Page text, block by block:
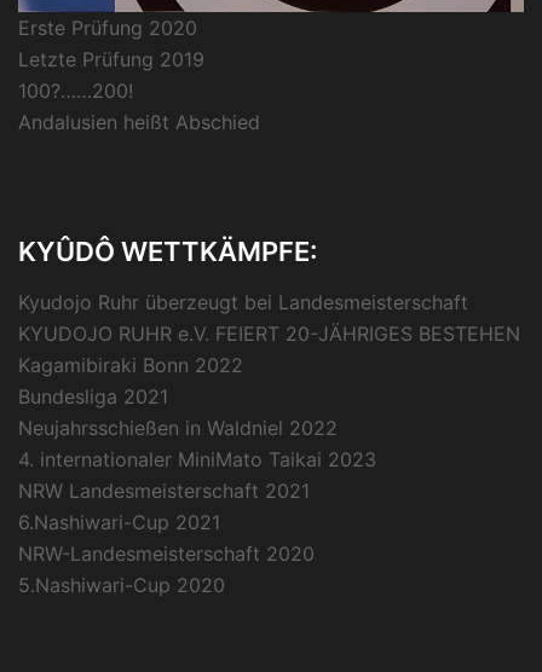
Erste Prüfung 2020
Letzte Prüfung 2019
100?……200!
Andalusien heißt Abschied
KYÛDÔ WETTKÄMPFE:
Kyudojo Ruhr überzeugt bei Landesmeisterschaft
KYUDOJO RUHR e.V. FEIERT 20-JÄHRIGES BESTEHEN
Kagamibiraki Bonn 2022
Bundesliga 2021
Neujahrsschießen in Waldniel 2022
4. internationaler MiniMato Taikai 2023
NRW Landesmeisterschaft 2021
6.Nashiwari-Cup 2021
NRW-Landesmeisterschaft 2020
5.Nashiwari-Cup 2020